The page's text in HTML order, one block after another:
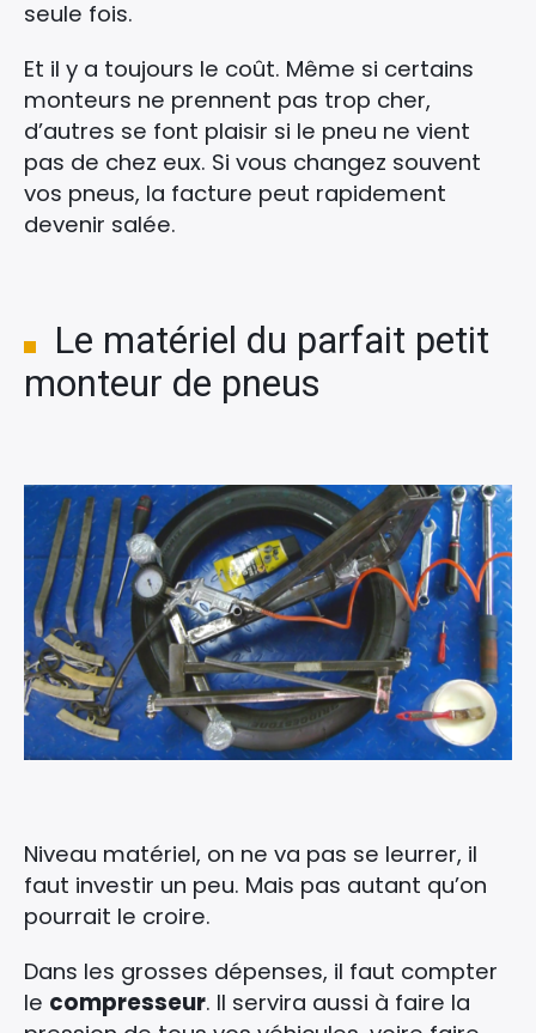
seule fois.
Et il y a toujours le coût. Même si certains
monteurs ne prennent pas trop cher,
d’autres se font plaisir si le pneu ne vient
pas de chez eux. Si vous changez souvent
vos pneus, la facture peut rapidement
devenir salée.
Le matériel du parfait petit
monteur de pneus
Niveau matériel, on ne va pas se leurrer, il
faut investir un peu. Mais pas autant qu’on
pourrait le croire.
Dans les grosses dépenses, il faut compter
le compresseur. Il servira aussi à faire la